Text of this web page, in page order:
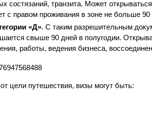
состязаний, транзита. Может
с правом проживания в зоне не больше 90
«Д». С таким разрешительным
свыше 90 дней в полугодии.
работы, ведения бизнеса,
цели путешествия, визы могут быть: